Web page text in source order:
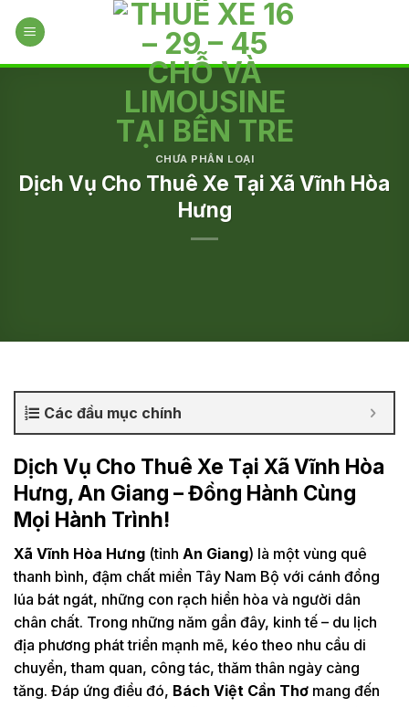
CHƯA PHÂN LOẠI
Dịch Vụ Cho Thuê Xe Tại Xã Vĩnh Hòa
Hưng
Các đầu mục chính
Dịch Vụ Cho Thuê Xe Tại Xã Vĩnh Hòa
Hưng, An Giang – Đồng Hành Cùng
Mọi Hành Trình!
Xã Vĩnh Hòa Hưng (tỉnh An Giang) là một vùng quê
thanh bình, đậm chất miền Tây Nam Bộ với cánh đồng
lúa bát ngát, những con rạch hiền hòa và người dân
chân chất. Trong những năm gần đây, kinh tế – du lịch
địa phương phát triển mạnh mẽ, kéo theo nhu cầu di
chuyển, tham quan, công tác, thăm thân ngày càng
tăng. Đáp ứng điều đó, Bách Việt Cần Thơ mang đến